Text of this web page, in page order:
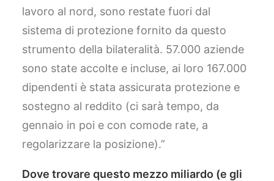
lavoro al nord, sono restate fuori dal
sistema di protezione fornito da questo
strumento della bilateralità. 57.000 aziende
sono state accolte e incluse, ai loro 167.000
dipendenti è stata assicurata protezione e
sostegno al reddito (ci sarà tempo, da
gennaio in poi e con comode rate, a
regolarizzare la posizione).”
Dove trovare questo mezzo miliardo (e gli